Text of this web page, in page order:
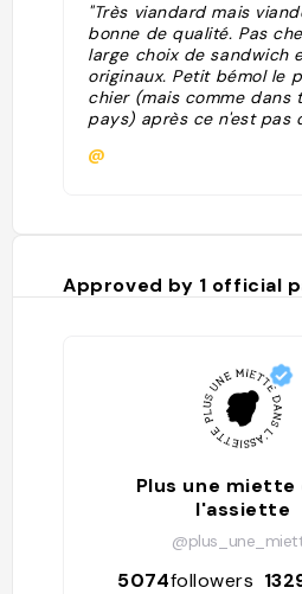
"Très viandard mais
bonne de qualité. Pas
large choix de sandwich
originaux. Petit bémol le
chier (mais comme dans
pays) après ce n'est pas
bien de la saucisse
@
Approved by 1 official
Plus une miette
l'assiette
5074followers